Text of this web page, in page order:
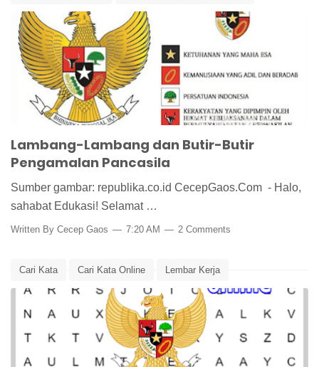
Media Pembelajaran Pancasila
Lambang-Lambang dan Butir-Butir
Pengamalan Pancasila
Sumber gambar: republika.co.id CecepGaos.Com - Halo,
sahabat Edukasi! Selamat …
Written By Cecep Gaos 7:20 AM 2 Comments
Cari Kata Cari Kata Online Lembar Kerja
Lembar Kerja PPKn Lembar Kerja Siswa
Media Pembelajaran Pancasila Pancasila Dasar Negara
PPKn PPKn Kelas 7